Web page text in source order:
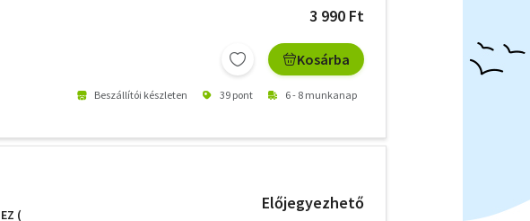
3 990 Ft
Kosárba
Beszállítói készleten 39 pont 6 - 8 munkanap
(
Előjegyezhető